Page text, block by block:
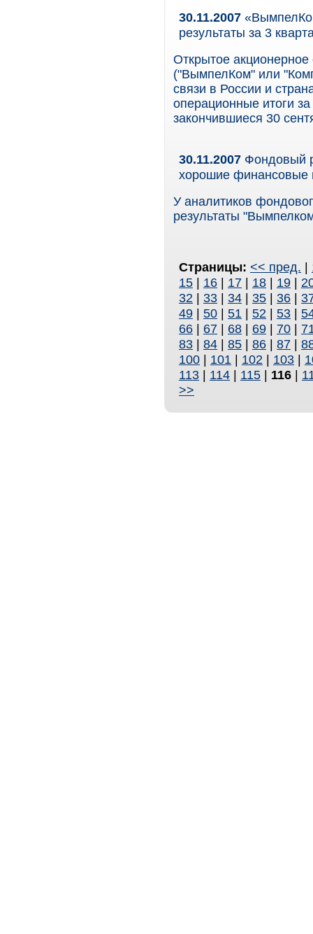
30.11.2007
результаты за 3
Открытое
("ВымпелКом" или
связи в России и
операционные итоги
закончившиеся 30
30.11.2007 Фондовый
хорошие финансовые
У аналитиков
результаты
Страницы: << пред. |
15 | 16 | 17 | 18 | 19 |
32 | 33 | 34 | 35 | 36 |
49 | 50 | 51 | 52 | 53 |
66 | 67 | 68 | 69 | 70 |
83 | 84 | 85 | 86 | 87 |
100 | 101 | 102 | 103 |
113 | 114 | 115 | 116 |
>>